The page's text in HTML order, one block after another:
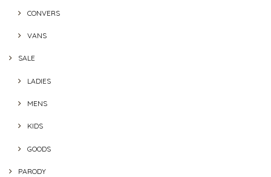
CONVERS
VANS
SALE
LADIES
MENS
KIDS
GOODS
PARODY